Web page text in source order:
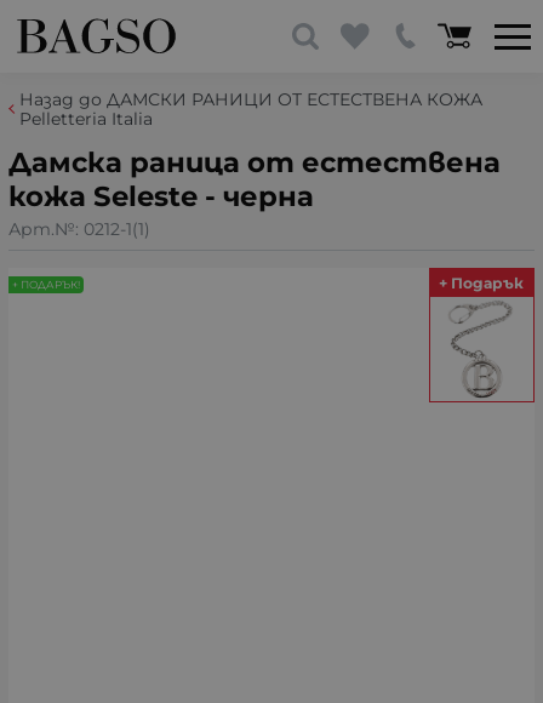
Назад до ДАМСКИ РАНИЦИ ОТ ЕСТЕСТВЕНА КОЖА
Pelletteria Italia
Дамска раница от естествена
кожа Seleste - черна
Арт.№: 0212-1(1)
+ ПОДАРЪК! + Подарък